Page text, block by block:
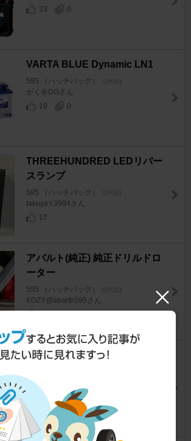
23
0
VARTA BLUE Dynamic LN1
595 （ハッチバック） [2代目]
がく＠DGさん
19
0
THREEHUNDRED LEDリバー
スランプ
595 （ハッチバック） [2代目]
takuya.t.3994さん
17
アバルト(純正) 純正ドリルドロ
ーター
595 （ハッチバック） [2代目]
KOZY@abarth595さん
空調服 クールクッション KC2
595 （ハッチバック）
FOX TWOさん